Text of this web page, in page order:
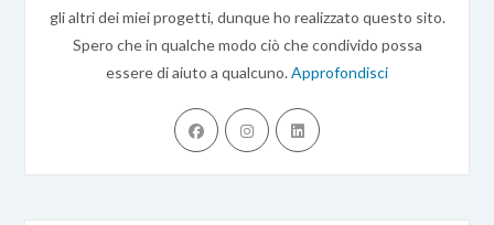
gli altri dei miei progetti, dunque ho realizzato questo sito.
Spero che in qualche modo ciò che condivido possa
essere di aiuto a qualcuno.Approfondisci
Opens
in
Opens
in
Opens